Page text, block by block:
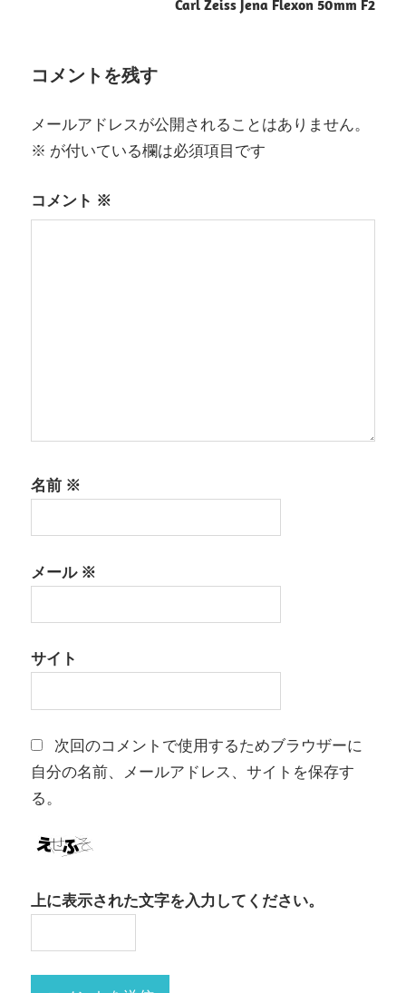
ゲ
シ
ン
Carl Zeiss Jena Flexon 50mm F2
コメントを残す
メールアドレスが公開されることはありません。
※ が付いている欄は必須項目です
コメント ※
名前 ※
メール※
サイト
次回のコメントで使用するためブラウザーに
自分の名前、メールアドレス、サイトを保存す
る。
上に表示された文字を入力してください。